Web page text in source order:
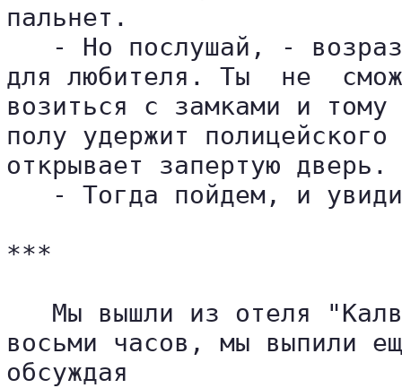
пальнет.
- Но послушай, -
для любителя. Ты  не
возиться с замками и
полу удержит
открывает запертую дверь.
- Тогда пойдем, и
***
Мы вышли из отеля
восьми часов, мы выпили
обсуждая